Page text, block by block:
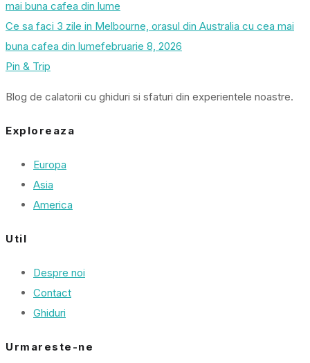
Ce sa faci 3 zile in Melbourne, orasul din Australia cu cea mai
buna cafea din lumefebruarie 8, 2026
Pin & Trip
Blog de calatorii cu ghiduri si sfaturi din experientele noastre.
Exploreaza
Europa
Asia
America
Util
Despre noi
Contact
Ghiduri
Urmareste-ne